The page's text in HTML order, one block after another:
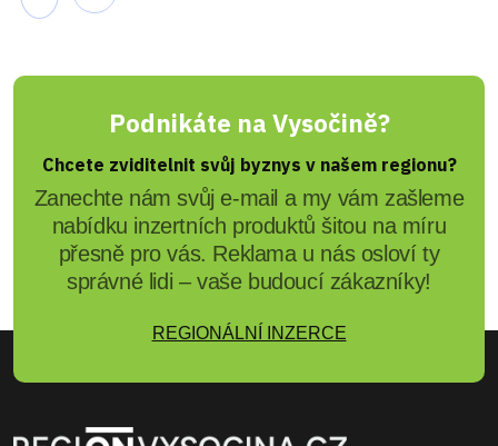
Jiří Padevěd
Kraj Vysočina začal
modernizaci silnice za 171
II/360 kvůli významným konstrukčním